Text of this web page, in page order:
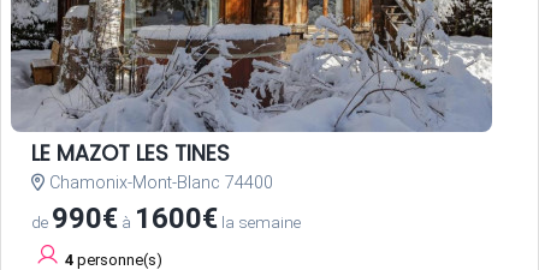
LE MAZOT LES TINES
Chamonix-Mont-Blanc 74400
de 990€ à 1600€ la semaine
4 personne(s)